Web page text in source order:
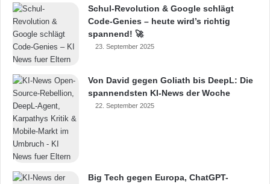
Schul-Revolution & Google schlägt
Code-Genies – heute wird’s richtig
spannend! 🚀
23. September 2025
Von David gegen Goliath bis DeepL: Die
spannendsten KI-News der Woche
22. September 2025
Big Tech gegen Europa, ChatGPT-